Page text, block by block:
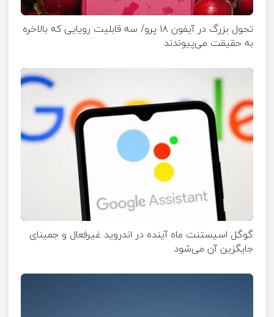
تحول بزرگ در آیفون ۱۸ پرو/ سه قابلیت رویایی که بالاخره
به حقیقت می‌پیوندند
گوگل اسیستنت ماه آینده در اندروید غیرفعال و جمینای
جایگزین آن می‌شود